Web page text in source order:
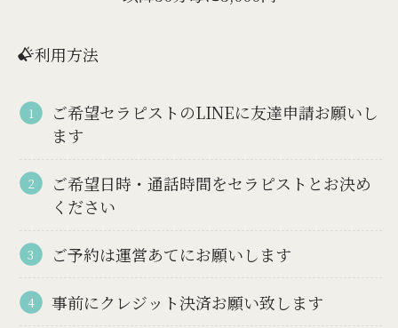
利用方法
ご希望セラピストのLINEに友達申請お願いし
ます
ご希望日時・通話時間をセラピストとお決め
ください
ご予約は運営あてにお願いします
事前にクレジット決済お願い致します